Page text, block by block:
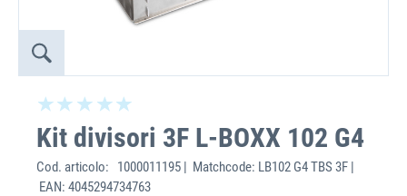
Kit divisori 3F L-BOXX 102 G4
Cod. articolo:
1000011195 | Matchcode: LB102 G4 TBS 3F |
EAN: 4045294734763